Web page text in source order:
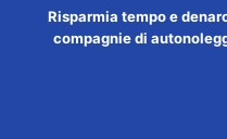
Risparmia tempo e
compagnie di